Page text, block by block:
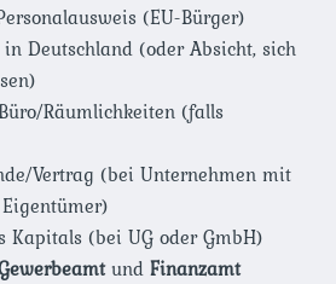
(EU-Bürger)
Deutschland (oder Absicht, sich
Räumlichkeiten (falls
Vertrag (bei Unternehmen mit
Kapitals (bei UG oder GmbH)
undFinanzamt